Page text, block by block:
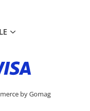
by Gomag